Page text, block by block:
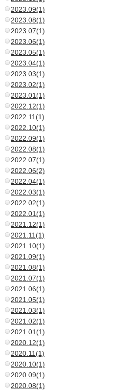
2023.09(1)
2023.08(1)
2023.07(1)
2023.06(1)
2023.05(1)
2023.04(1)
2023.03(1)
2023.02(1)
2023.01(1)
2022.12(1)
2022.11(1)
2022.10(1)
2022.09(1)
2022.08(1)
2022.07(1)
2022.06(2)
2022.04(1)
2022.03(1)
2022.02(1)
2022.01(1)
2021.12(1)
2021.11(1)
2021.10(1)
2021.09(1)
2021.08(1)
2021.07(1)
2021.06(1)
2021.05(1)
2021.03(1)
2021.02(1)
2021.01(1)
2020.12(1)
2020.11(1)
2020.10(1)
2020.09(1)
2020.08(1)